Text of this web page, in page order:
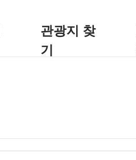
관광지 찾
기